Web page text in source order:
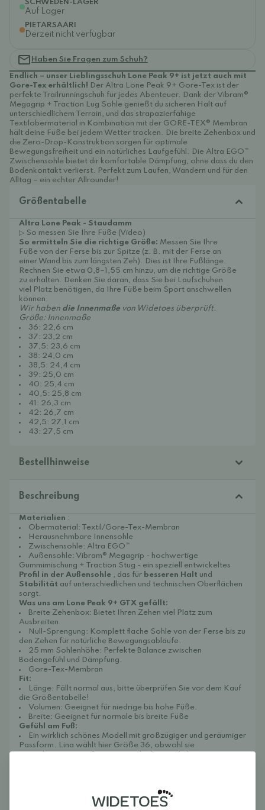
SCHWEDEN-LAGER
Auf Lager
PIETARSAARI
Derzeit nicht verfügbar
Haben Sie Fragen zum Schuh?
Endlich – unser Lieblingsschuh Lone Peak 9+ ist jetzt auch mit
Gore-Tex erhältlich! Der Altra Lone Peak 9+ Gore-Tex ist der
perfekte Trailrunningschuh für jedes Abenteuer. Dank der Vibram®
Megagrip + Traction Lug Sohle genießt du sicheren Halt auf
unterschiedlichem Terrain, und das strapazierfähige
Textilobermaterial
in Kombination mit der GORE-TEX® Membran
hält deine Füße bei jedem Wetter trocken. Die breite Zehenbox und
die Zero-Drop-Konstruktion sorgen für optimale
Bewegungsfreiheit und ein natürliches Laufgefühl.
Die Altra EGO™
Zwischensohle bietet dir komfortable Dämpfung, ohne dass du den
Bodenkontakt verlierst. Perfekt zum Laufen, Wandern und für den
Alltag – ein echter Allrounder!
Größentabelle
Altra Lone Peak - Staudamm
▷ So messen Sie Ihre Füße (Video)
So ermitteln Sie die richtige Größe: Messen Sie Ihre
Füße von der Ferse bis zur Spitze (z. B. mit der Ferse an
einer Wand bis zum längsten Zeh). Dies ist Ihre Fußlänge.
Rechnen Sie etwa 0,8–1,55 cm hinzu, um die richtige Größe
zu erhalten. Denken Sie daran, dass Sie bei Laufschuhen
viel Platz benötigen, da Ihre Füße beim Sport anschwellen
können.
Wir haben die Innenmaße von Widetoes überprüft.
Größe: Innenmaße
36: 22,6 cm
37: 23,2 cm
37,5: 23,6 cm
38: 24,0 cm
38,5: 24,4 cm
39: 25,0 cm
40: 25,4 cm
40,5: 25,8 cm
41: 26,3 cm
42: 26,7 cm
42,5: 27,1 cm
43: 27,5 cm
Bestellhinweise
Beschreibung
Materialien :
Obermaterial: Textil/Gore-Tex-Membran
Herausnehmbare Innensohle
Zwischensohle: Altra EGO™
Außensohle: Vibram® Megagrip - hochwertige
Gummimischung + Traction Stug - ein speziell entwickeltes
Profil in der Außensohle , das für besseren Halt und
Stabilität auf unterschiedlichen und technischen Oberflächen
sorgt.
Was uns am Lone Peak 9+ GTX gefällt:
Breite Zehenbox: Bietet Ihren Zehen viel Platz zum
Ausbreiten.
Null-Sprengung: Komplett flache Sohle von der Ferse bis zu
den Zehen für natürliche Bewegungsabläufe.
25 mm Sohlenhöhe: Perfekte Balance zwischen
Bodengefühl und Dämpfung.
Gore-Tex-Membran
Fit:
Länge: Fällt normal aus, bitte überprüfen Sie vor dem Kauf
die Größentabelle!
Volumen: Geeignet für niedrige bis hohe Füße.
Breite: Geeignet für normale bis breite Füße
Gefühl am Fuß:
Ein wirklich schönes Modell mit großzügiger und geräumiger
Passform. Lina wählt hier Größe 36, obwohl sie
etwas weit, aber wenn Lina die Schnürsenkel oben schließt,
sitzt er sehr gut und stabil. Dank Gore-Tex, das die Füße